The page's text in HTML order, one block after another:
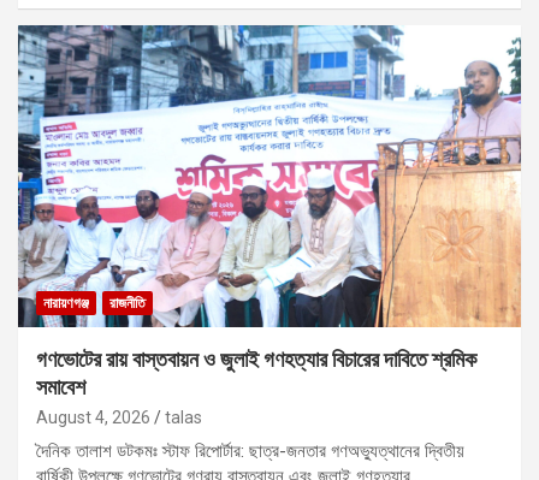
নারায়ণগঞ্জ রাজনীতি
গণভোটের রায় বাস্তবায়ন ও জুলাই গণহত্যার বিচারের দাবিতে শ্রমিক
সমাবেশ
August 4, 2026 talas
দৈনিক তালাশ ডটকমঃ স্টাফ রিপোর্টার: ছাত্র-জনতার গণঅভ্যুত্থানের দ্বিতীয়